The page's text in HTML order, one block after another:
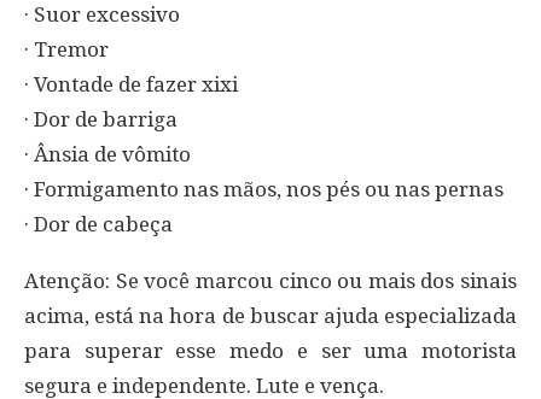
· Suor excessivo
· Tremor
· Vontade de fazer xixi
· Dor de barriga
· Ânsia de vômito
· Formigamento nas mãos, nos pés ou nas pernas
· Dor de cabeça
Atenção: Se você marcou cinco ou mais dos sinais
acima, está na hora de buscar ajuda especializada
para superar esse medo e ser uma motorista
segura e independente. Lute e vença.